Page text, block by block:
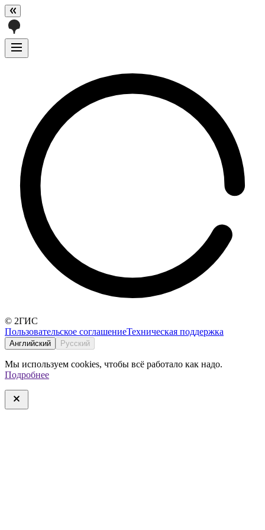
© 2ГИС
Пользовательское соглашениеТехническая поддержка
Английский Русский
Мы используем cookies, чтобы всё работало как надо.
Подробнее